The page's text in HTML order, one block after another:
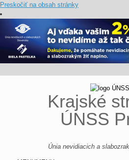
Preskočiť na obsah stránky
Krajské
ÚNSS
Únia nevidiacich a